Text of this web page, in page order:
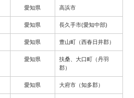
愛知県 高浜市
愛知県 長久手市(愛知中部)
愛知県 豊山町（西春日井郡）
愛知県
扶桑、大口町（丹羽
郡）
愛知県 大府市（知多郡）